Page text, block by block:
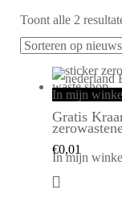
Toont alle 2
In mijn
Gratis
€0,01
In mijn